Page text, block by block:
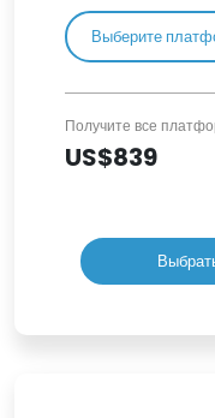
Выберите
Получите все
US$839